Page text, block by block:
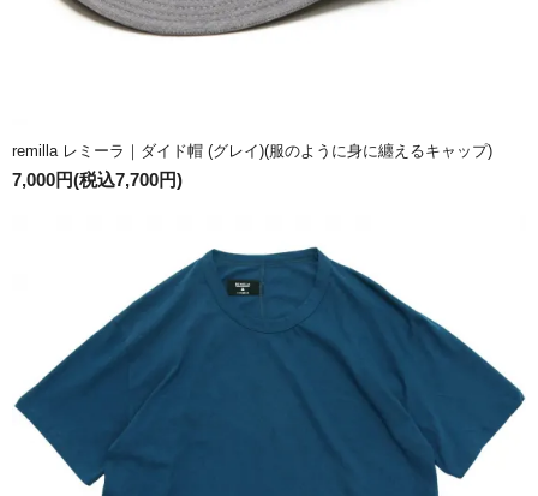
remilla レミーラ｜ダイド帽 (グレイ)(服のように身に纏えるキャップ)
7,000円(税込7,700円)